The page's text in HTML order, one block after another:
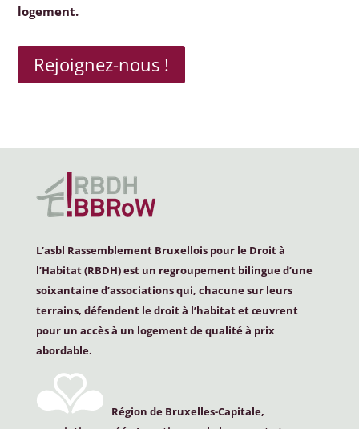
logement.
Rejoignez-nous !
L’asbl Rassemblement Bruxellois pour le Droit à
l’Habitat (RBDH) est un regroupement bilingue d’une
soixantaine d’associations qui, chacune sur leurs
terrains, défendent le droit à l’habitat et œuvrent
pour un accès à un logement de qualité à prix
abordable.
Région de Bruxelles-Capitale,